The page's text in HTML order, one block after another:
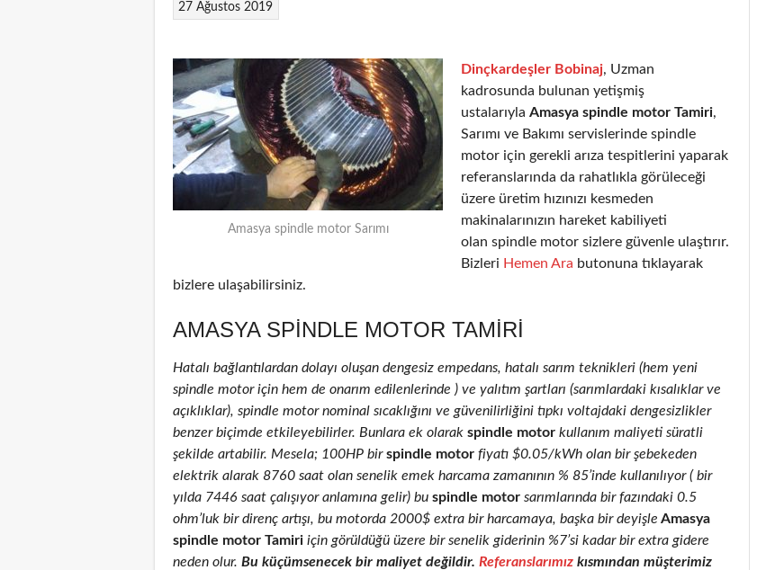
27 Ağustos 2019
Amasya spindle motor Sarımı
Dinçkardeşler Bobinaj, Uzman
kadrosunda bulunan yetişmiş
ustalarıyla Amasya spindle motor Tamiri,
Sarımı ve Bakımı servislerinde spindle
motor için gerekli arıza tespitlerini yaparak
referanslarında da rahatlıkla görüleceği
üzere üretim hızınızı kesmeden
makinalarınızın hareket kabiliyeti
olan spindle motor sizlere güvenle ulaştırır.
Bizleri Hemen Ara butonuna tıklayarak
bizlere ulaşabilirsiniz.
AMASYA SPINDLE MOTOR TAMIRI
Hatalı bağlantılardan dolayı oluşan dengesiz empedans, hatalı sarım teknikleri (hem yeni
spindle motor için hem de onarım edilenlerinde ) ve yalıtım şartları (sarımlardaki kısalıklar ve
açıklıklar), spindle motor nominal sıcaklığını ve güvenilirliğini tıpkı voltajdaki dengesizlikler
benzer biçimde etkileyebilirler. Bunlara ek olarak spindle motor kullanım maliyeti süratli
şekilde artabilir. Mesela; 100HP birspindle motor fiyatı $0.05/kWh olan bir şebekeden
elektrik alarak 8760 saat olan senelik emek harcama zamanının % 85’inde kullanılıyor ( bir
yılda 7446 saat çalışıyor anlamına gelir) bu spindle motor sarımlarında bir fazındaki 0.5
ohm’luk bir direnç artışı, bu motorda 2000$ extra bir harcamaya, başka bir deyişle Amasya
spindle motor Tamiri için görüldüğü üzere bir senelik giderinin %7’si kadar bir extra gidere
neden olur. Bu küçümsenecek bir maliyet değildir. Referanslarımız kısmından müşterimiz